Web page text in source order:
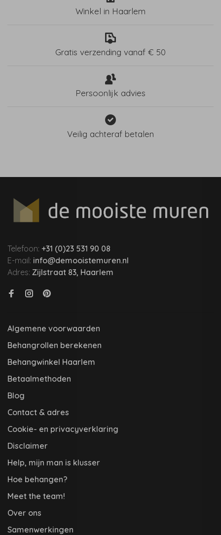
Winkel in Haarlem
Gratis verzending vanaf € 50
Persoonlijk advies
Veilig achteraf betalen
Telefoon: +31 (0)23 531 90 08
E-mail: info@demooistemuren.nl
Adres: Zijlstraat 83, Haarlem
Algemene voorwaarden
Behangrollen berekenen
Behangwinkel Haarlem
Betaalmethoden
Blog
Contact & adres
Cookie- en privacyverklaring
Disclaimer
Help, mijn man is klusser
Hoe behangen?
Meet the team!
Over ons
Samenwerkingen